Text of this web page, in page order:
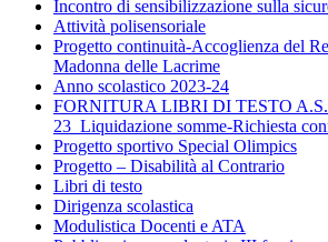
Incontro di sensibilizzazione sulla
Attività polisensoriale
Progetto continuità-Accoglienza del
Madonna delle Lacrime
Anno scolastico 2023-24
FORNITURA LIBRI DI TESTO
23_Liquidazione somme-Richiesta
Progetto sportivo Special Olimpics
Progetto – Disabilità al Contrario
Libri di testo
Dirigenza scolastica
Modulistica Docenti e ATA